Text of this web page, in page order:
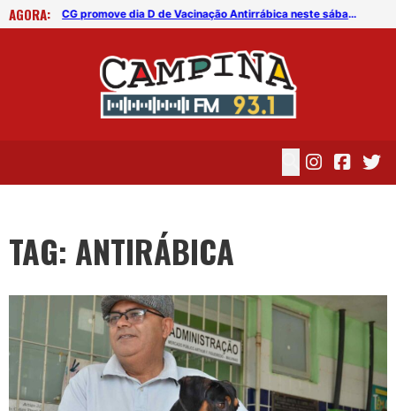
AGORA:
CG promove dia D de Vacinação Antirrábica neste sábado (31) CG promove dia D de Vacinação Antirrábica neste sábado (31)
TAG: ANTIRÁBICA